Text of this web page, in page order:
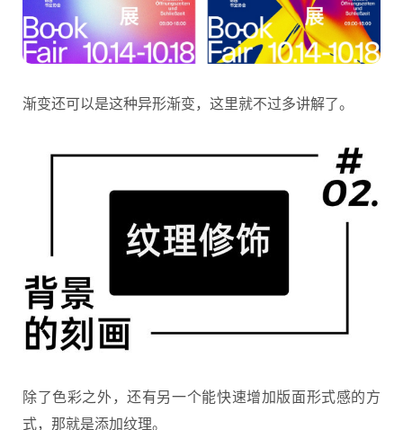
渐变还可以是这种异形渐变，这里就不过多讲解了。
除了色彩之外，还有另一个能快速增加版面形式感的方
式，那就是添加纹理。